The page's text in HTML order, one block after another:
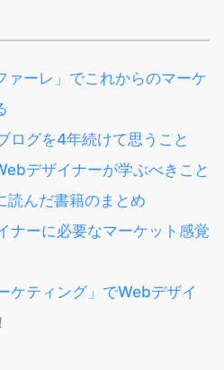
ァーレ」でこれからのマーケ
ログを4年続けて思うこと
デザイナーが学ぶべきこと
読んだ書籍のまとめ
ナーに必要なマーケット感覚
ケティング」でWebデザイ